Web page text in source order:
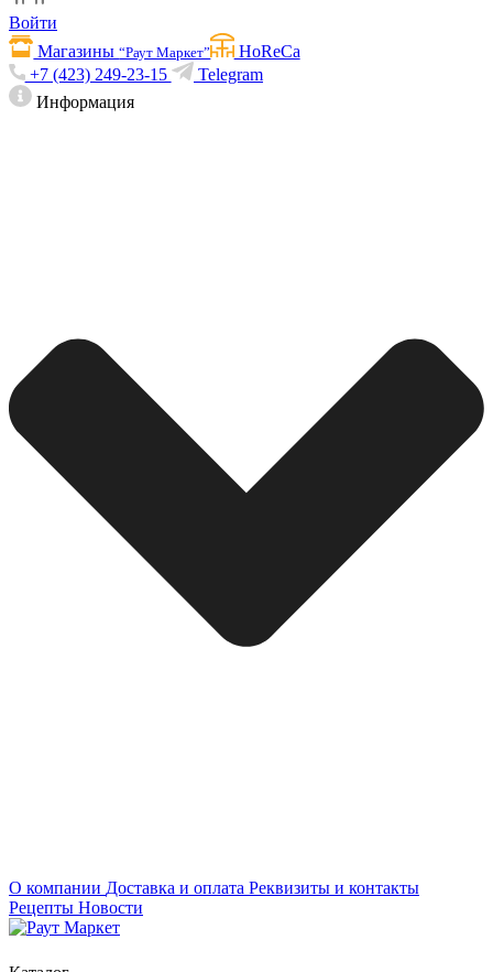
Войти
Магазины“Раут Маркет”
HoReCa
+7 (423) 249-23-15
Telegram
Информация
О компании Доставка и оплата Реквизиты и контакты
Рецепты Новости